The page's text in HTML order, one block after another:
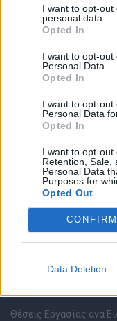
I want to opt-
personal data.
Opted In
I want to opt-out
Personal Data.
Opted In
I want to opt-
Personal Data
Opted In
I want to opt-out
Retention, Sale,
Personal Data
Purposes for
Opted Out
CONFIRM
Data Deletion
Θέσεις εργασίας
Θέσεις Εργασίας ανά